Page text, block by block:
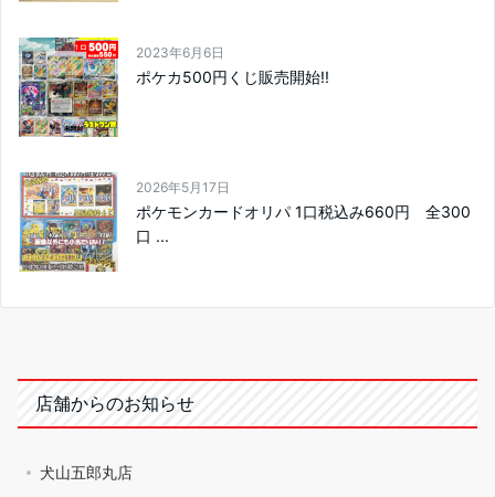
2023年6月6日
ポケカ500円くじ販売開始!!
2026年5月17日
ポケモンカードオリパ 1口税込み660円 全300
口 ...
店舗からのお知らせ
犬山五郎丸店